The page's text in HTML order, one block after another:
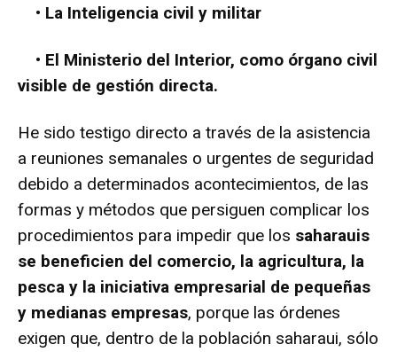
• La Inteligencia civil y militar
• El Ministerio del Interior, como órgano civil
visible de gestión directa.
He sido testigo directo a través de la asistencia
a reuniones semanales o urgentes de seguridad
debido a determinados acontecimientos, de las
formas y métodos que persiguen complicar los
procedimientos para impedir que los saharauis
se beneficien del comercio, la agricultura, la
pesca y la iniciativa empresarial de pequeñas
y medianas empresas, porque las órdenes
exigen que, dentro de la población saharaui, sólo